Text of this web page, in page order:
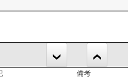
備考